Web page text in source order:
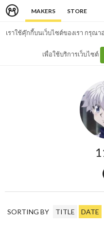
MAKERS STORE
เราใช้คุ๊กกี้บนเว็บไซต์ของเรา กรุณ
เพื่อใช้บริการเว็บไซต์
SORTING BY TITLE DATE